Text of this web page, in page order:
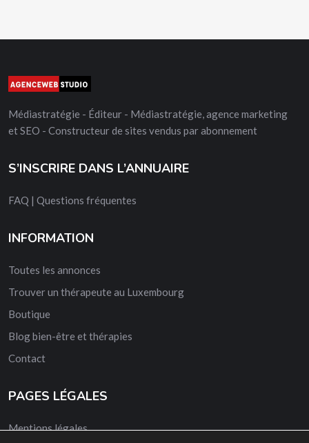
Médiastratégie - Éditeur - Médiastratégie, agence marketing
et SEO - Constructeur de sites vendus par abonnement
S’INSCRIRE DANS L’ANNUAIRE
FAQ | Questions fréquentes
INFORMATION
Toutes les annonces
Trouver un thérapeute au Luxembourg
Boutique
Blog bien-être et thérapies
Contact
PAGES LÉGALES
Mentions légales